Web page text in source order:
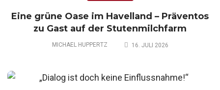
Eine grüne Oase im Havelland – Präventos
zu Gast auf der Stutenmilchfarm
MICHAEL HUPPERTZ 16. JULI 2026